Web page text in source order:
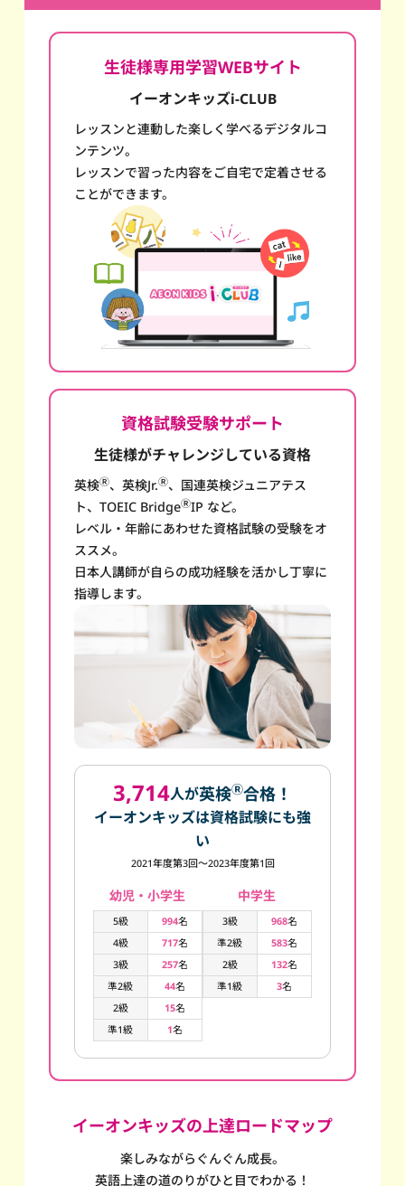
生徒様専用学習WEBサイト
イーオンキッズi-CLUB
レッスンと連動した楽しく学べるデジタルコ
ンテンツ。
レッスンで習った内容をご自宅で定着させる
ことができます。
資格試験受験サポート
生徒様がチャレンジしている資格
英検Ⓡ、英検Jr.Ⓡ、国連英検ジュニアテス
ト、TOEIC BridgeⓇIP など。
レベル・年齢にあわせた資格試験の受験をオ
ススメ。
日本人講師が自らの成功経験を活かし丁寧に
指導します。
3,714人が英検Ⓡ合格！
イーオンキッズは資格試験にも強
い
2021年度第3回～2023年度第1回
幼児・小学生
5級 994名
4級
717名
3級
257名
準2級
44名
2級
15名
準1級
1名
中学生
3級 968名
準2級
583名
2級
132名
準1級
3名
イーオンキッズの上達ロードマップ
楽しみながらぐんぐん成長。
英語上達の道のりがひと目でわかる！